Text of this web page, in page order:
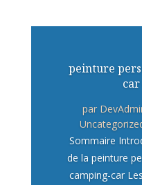
peinture
car
par
Sommaire
de la peinture
camping-car